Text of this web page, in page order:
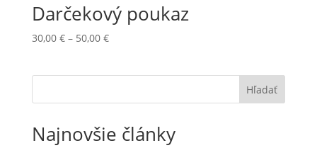
50,00 €
Darčekový poukaz
30,00 € – 50,00 €Price
50,00 €
Hľadať
Najnovšie články